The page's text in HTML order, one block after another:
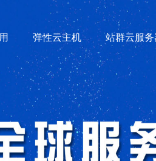
弹性云主机 站群云服